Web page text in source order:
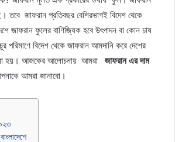
তবে জাফরান প্রতিবছর বেশিরভাগই বিদেশ থেকে
জাফরান ফুলের বাণিজ্যিক হবে উৎপাদন বা কোন চাষ
পরিমাণে বিদেশ থেকে জাফরান আমদানি করে দেশের
হয়। আজকের আলোচনায় আমরা জাফরান এর দাম
আমরা জানাবো।